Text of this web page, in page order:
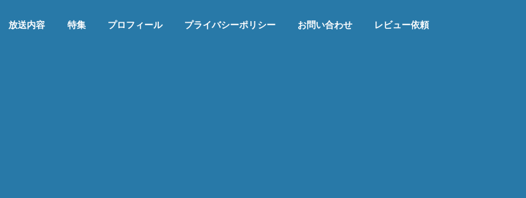
放送内容 特集 プロフィール プライバシーポリシー お問い合わせ レビュー依頼